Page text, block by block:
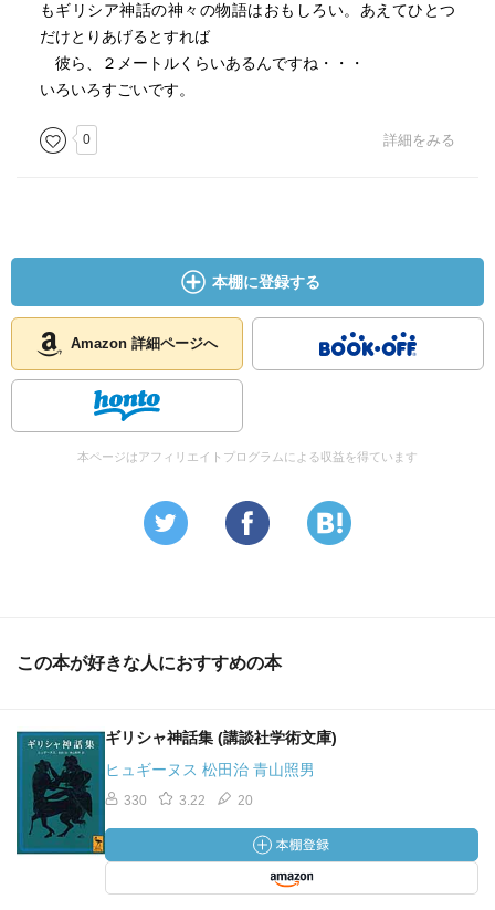
もギリシア神話の神々の物語はおもしろい。あえてひとつ
だけとりあげるとすれば
彼ら、２メートルくらいあるんですね・・・
いろいろすごいです。
0 詳細をみる
本棚に登録する
Amazon 詳細ページへ
本ページはアフィリエイトプログラムによる収益を得ています
この本が好きな人におすすめの本
ギリシャ神話集 (講談社学術文庫)
ヒュギーヌス 松田治 青山照男
330 3.22 20